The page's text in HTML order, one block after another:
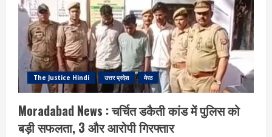
रिंग,
131
कारीगरों
ने
256
घंटे
में
किया
तैयार
The Justice Hindi उत्तर प्रदेश मेरठ
Moradabad News : चर्चित डकैती कांड में पुलिस को
बड़ी सफलता, 3 और आरोपी गिरफ्तार